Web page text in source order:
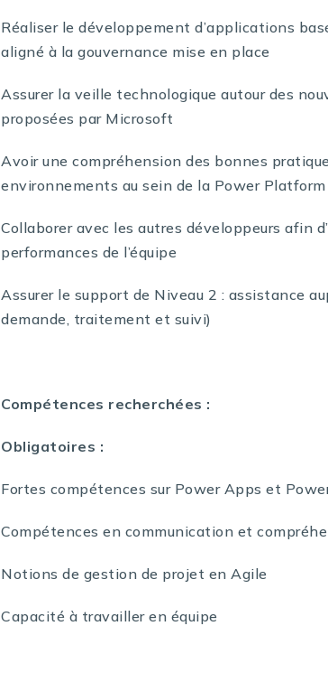
Réaliser le développement d’applications
aligné à la gouvernance mise en place
Assurer la veille technologique autour des
proposées par Microsoft
Avoir une compréhension des bonnes
environnements au sein de la Power Platform
Collaborer avec les autres développeurs afin
performances de l’équipe
Assurer le support de Niveau 2 : assistance
demande, traitement et suivi)
Compétences recherchées :
Obligatoires :
Fortes compétences sur Power Apps et
Compétences en communication et
Notions de gestion de projet en Agile
Capacité à travailler en équipe